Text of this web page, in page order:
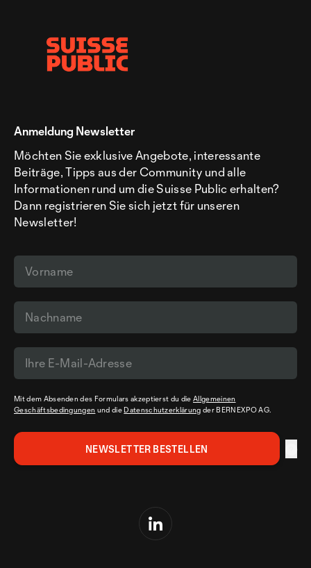
Anmeldung Newsletter
Möchten Sie exklusive Angebote, interessante
Beiträge, Tipps aus der Community und alle
Informationen rund um die Suisse Public erhalten?
Dann registrieren Sie sich jetzt für unseren
Newsletter!
Mit dem Absenden des Formulars akzeptierst du dieAllgemeinen
Geschäftsbedingungen und die Datenschutzerklärung der BERNEXPO AG.